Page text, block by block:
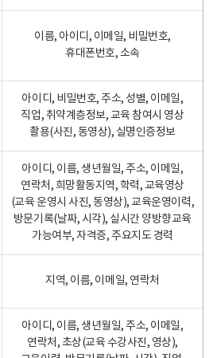
이름, 아이디, 이메일, 비밀번호,
휴대폰번호, 소속
아이디, 비밀번호, 주소, 성별, 이메일,
직업, 취약계층정보, 교육 참여시 영상
촬용(사진, 동영상), 실명인증정보
아이디, 이름, 생년월일, 주소, 이메일,
연락처, 희망활동지역, 학력, 교육영상
(교육 운영시 사진, 동영상), 교육운영이력,
방문기록(날짜, 시각), 실시간 양방향교육
가능여부, 자격증, 주요지도 경력
지역, 이름, 이메일, 연락처
아이디, 이름, 생년월일, 주소, 이메일,
연락처, 초상(교육 수강사진, 영상),